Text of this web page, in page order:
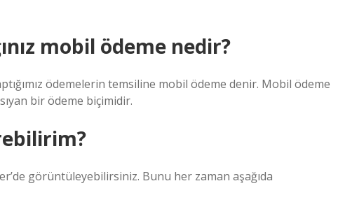
mobil ödeme nedir?
ödemelerin temsiline mobil ödeme denir. Mobil ödeme
bir ödeme biçimidir.
görüntüleyebilirsiniz. Bunu her zaman aşağıda